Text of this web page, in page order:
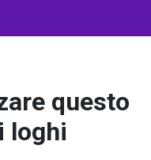
questo
loghi